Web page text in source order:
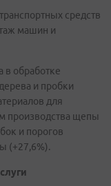
средств
машин и
в обработке
и пробки
для
производства щепы
и порогов
(+27,6%).